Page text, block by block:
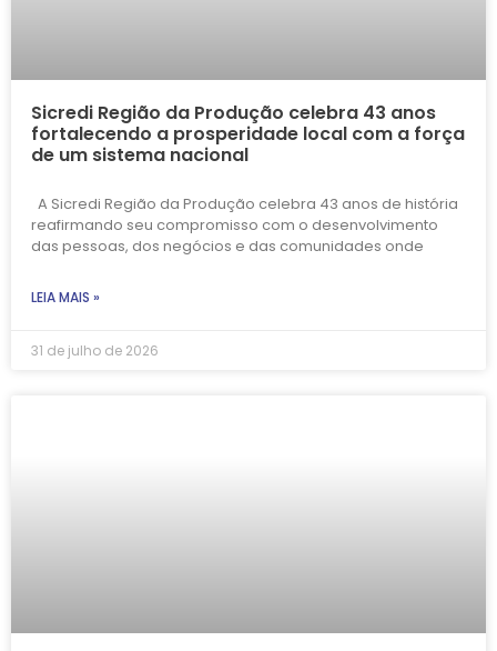
Sicredi Região da Produção celebra 43 anos
fortalecendo a prosperidade local com a força
de um sistema nacional
A Sicredi Região da Produção celebra 43 anos de história
reafirmando seu compromisso com o desenvolvimento
das pessoas, dos negócios e das comunidades onde
LEIA MAIS »
31 de julho de 2026